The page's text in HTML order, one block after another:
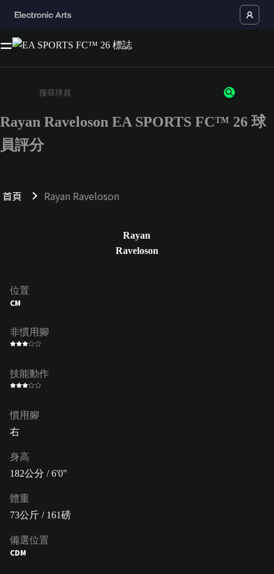
請輸入至少 3 個字元或數字
Rayan Raveloson EA SPORTS FC™ 26 球
員評分
首頁 Rayan Raveloson
Rayan
Raveloson
位置
CM
非慣用腳
技能動作
慣用腳
右
身高
182公分 / 6'0"
體重
73公斤 / 161磅
備選位置
CDM